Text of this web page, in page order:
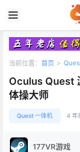
当前位置： 首页 >
Oculus Quest
体操大师
Quest 一体机 4 年
177VR游戏